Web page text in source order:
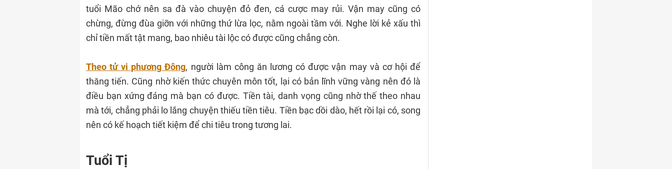
tuổi Mão chớ nên sa đà vào chuyện đỏ đen, cá cược may rủi. Vận may cũng có
chừng, đừng đùa giỡn với những thứ lừa lọc, nằm ngoài tầm với. Nghe lời kẻ xấu thì
chỉ tiền mất tật mang, bao nhiêu tài lộc có được cũng chẳng còn.
Theo tử vi phương Đông, người làm công ăn lương có được vận may và cơ hội để
thăng tiến. Cũng nhờ kiến thức chuyên môn tốt, lại có bản lĩnh vững vàng nên đó là
điều bạn xứng đáng mà bạn có được. Tiền tài, danh vọng cũng nhờ thế theo nhau
mà tới, chẳng phải lo lắng chuyện thiếu tiền tiêu. Tiền bạc dồi dào, hết rồi lại có, song
nên có kế hoạch tiết kiệm để chi tiêu trong tương lai.
Tuổi Tị